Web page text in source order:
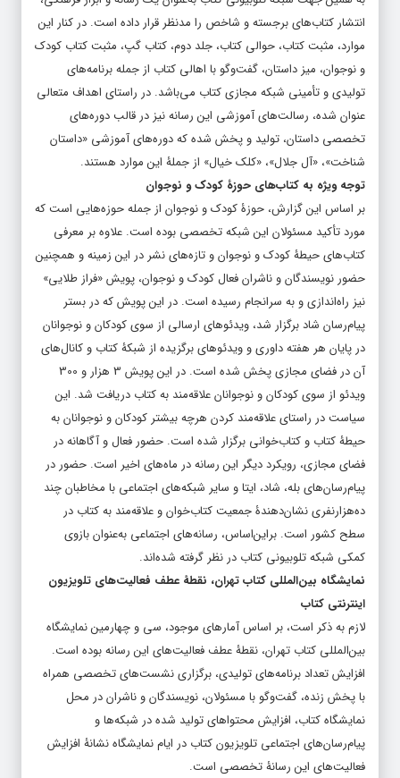
انتشار کتاب‌های برجسته و شاخص را مدنظر قرار داده است. در کنار این
موارد، مثبت کتاب، حوالی کتاب، جلد دوم، کتاب گپ، مثبت کتاب کودک
و نوجوان، میز داستان، گفت‌وگو با اهالی کتاب از جمله برنامه‌های
تولیدی و تأمینی شبکه مجازی کتاب می‌باشد. در راستای اهداف متعالی
عنوان شده، رسالت‌های آموزشی این رسانه نیز در قالب دوره‌های
تخصصی داستان، تولید و پخش شده که دوره‌های آموزشی «داستان
شناخت»، «آل جلال»، «کلک خیال» از جملۀ این موارد هستند.
توجه ویژه به کتاب‌های حوزۀ کودک و نوجوان
بر اساس این گزارش، حوزۀ کودک و نوجوان از جمله حوزه‌هایی است که
مورد تأکید مسئولان این شبکه تخصصی بوده است. علاوه بر معرفی
کتاب‌های حیطۀ کودک و نوجوان و تازه‌های نشر در این زمینه و همچنین
حضور نویسندگان و ناشران فعال کودک و نوجوان، پویش «فراز طلایی»
نیز راه‌اندازی و به سرانجام رسیده است. در این پویش که در بستر
پیام‌رسان شاد برگزار شد، ویدئوهای ارسالی از سوی کودکان و نوجوانان
در پایان هر هفته داوری و ویدئوهای برگزیده از شبکۀ کتاب و کانال‌های
آن در فضای مجازی پخش شده است. در این پویش 3 هزار و 300
ویدئو از سوی کودکان و نوجوانان علاقه‌مند به کتاب دریافت شد. این
سیاست در راستای علاقه‌مند کردن هرچه بیشتر کودکان و نوجوانان به
حیطۀ کتاب و کتاب‌خوانی برگزار شده است. حضور فعال و آگاهانه در
فضای مجازی، رویکرد دیگر این رسانه در ماه‌های اخیر است. حضور در
پیام‌رسان‌های بله، شاد، ایتا و سایر شبکه‌های اجتماعی با مخاطبان چند
ده‌هزارنفری نشان‌دهندۀ جمعیت کتاب‌خوان و علاقه‌مند به کتاب در
سطح کشور است. براین‌اساس، رسانه‌های اجتماعی به‌عنوان بازوی
کمکی شبکه تلوبیونی کتاب در نظر گرفته شده‌اند.
نمایشگاه بین‌المللی کتاب تهران، نقطۀ عطف فعالیت‌های تلویزیون
اینترنتی کتاب
لازم به ذکر است، بر اساس آمارهای موجود، سی و چهارمین نمایشگاه
بین‌المللی کتاب تهران، نقطۀ عطف فعالیت‌های این رسانه بوده است.
افزایش تعداد برنامه‌های تولیدی، برگزاری نشست‌های تخصصی همراه
با پخش زنده، گفت‌وگو با مسئولان، نویسندگان و ناشران در محل
نمایشگاه کتاب، افزایش محتواهای تولید شده در شبکه‌ها و
پیام‌رسان‌های اجتماعی تلویزیون کتاب در ایام نمایشگاه نشانۀ افزایش
فعالیت‌های این رسانۀ تخصصی است.